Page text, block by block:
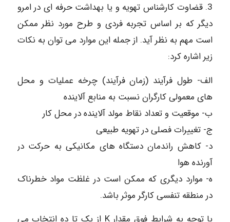
3. قضاوت کارشناس تهویه و یا بهداشت حرفه ای در امرو
دیگر که بر اساس تجربه فردی و طرح مورد نظر ممکن
است مهم به نظر آید. از جمله این موارد می توان به نکات
زیر اشاره کرد:
الف- طول فرآیند (زمان فرآیند) چرخه عملیات و محل
های معمولی کارگران نسبت به منابع آلاینده
ب- موقعیت و تعداد نقاط مولد آلاینده در محل کار
ج- تغییرات فصلی در تهویه طبیعی
د- کاهش راندمان دستگاه های مکانیکی به حرکت در
آورنده هوا
ه- موارد دیگری که ممکن است در غلظت مواد خطرناک
در منطقه تنفسی کارگر موثر باشد.
با توجه به شرایط فوق مقدار K از یک تا ده انتخاب می